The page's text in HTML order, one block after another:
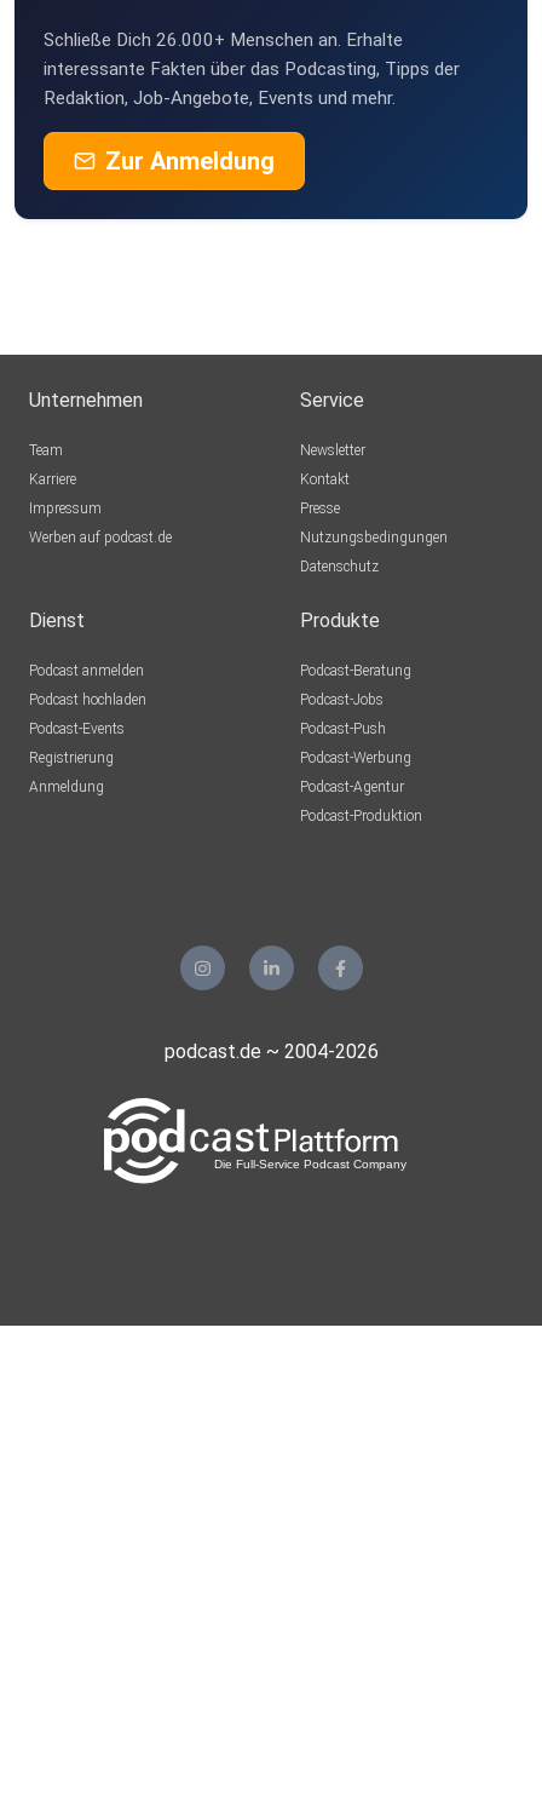
Schließe Dich 26.000+ Menschen an. Erhalte
interessante Fakten über das Podcasting, Tipps der
Redaktion, Job-Angebote, Events und mehr.
Zur Anmeldung
Unternehmen
Team
Karriere
Impressum
Werben auf podcast.de
Service
Newsletter
Kontakt
Presse
Nutzungsbedingungen
Datenschutz
Dienst
Podcast anmelden
Podcast hochladen
Podcast-Events
Registrierung
Anmeldung
Produkte
Podcast-Beratung
Podcast-Jobs
Podcast-Push
Podcast-Werbung
Podcast-Agentur
Podcast-Produktion
podcast.de ~ 2004-2026